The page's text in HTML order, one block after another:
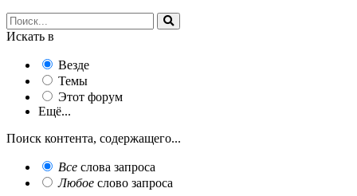
Искать в
Везде
Темы
Этот форум
Ещё...
Поиск контента, содержащего...
Все слова запроса
Любое слово запроса